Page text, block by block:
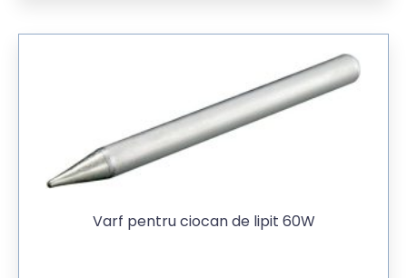
Varf pentru ciocan de lipit 60W